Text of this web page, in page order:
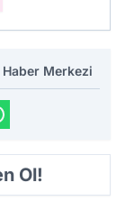
Haber Merkezi
Ol!